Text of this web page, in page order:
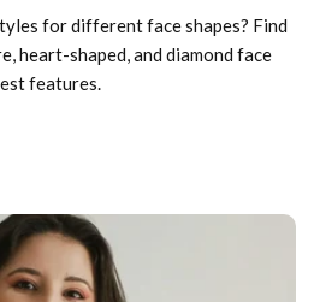
for different face shapes? Find
heart-shaped, and diamond face
features.